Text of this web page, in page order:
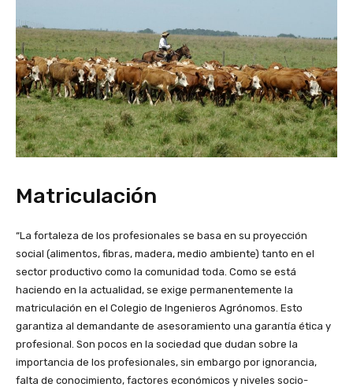
Matriculación
“La fortaleza de los profesionales se basa en su proyección
social (alimentos, fibras, madera, medio ambiente) tanto en el
sector productivo como la comunidad toda. Como se está
haciendo en la actualidad, se exige permanentemente la
matriculación en el Colegio de Ingenieros Agrónomos. Esto
garantiza al demandante de asesoramiento una garantía ética y
profesional. Son pocos en la sociedad que dudan sobre la
importancia de los profesionales, sin embargo por ignorancia,
falta de conocimiento, factores económicos y niveles socio-